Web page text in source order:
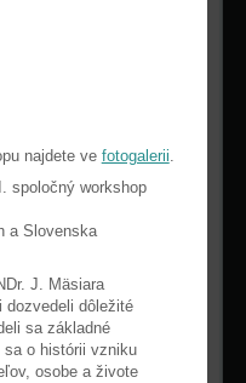
najdete ve fotogalerii.
spoločný workshop
a Slovenska
J. Mäsiara
dozvedeli dôležité
sa základné
sa o histórii vzniku
osobe a živote